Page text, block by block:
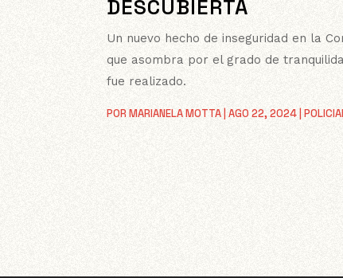
DESCUBIERTA
PORMARIANELA MOTTA |AGO 22, 2024 |
Un nuevo hecho de inseguridad en la
que asombra por el grado de
fue realizado.